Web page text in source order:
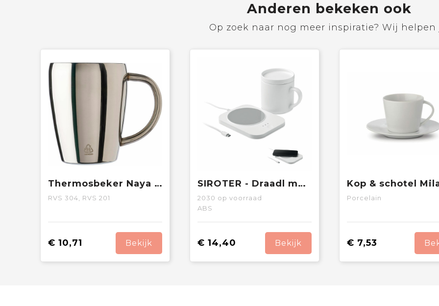
Anderen bekeken ook
Op zoek naar nog meer inspiratie? Wij helpen
Thermosbeker Naya | Gerecycled | 200 ml | 2 stuks
RVS 304, RVS 201
€ 10,71 Bekijk
SIROTER - Draadl mokwarmer & oplader set
2030 op voorraad
ABS
€ 14,40 Bekijk
Porcelain
€ 7,53